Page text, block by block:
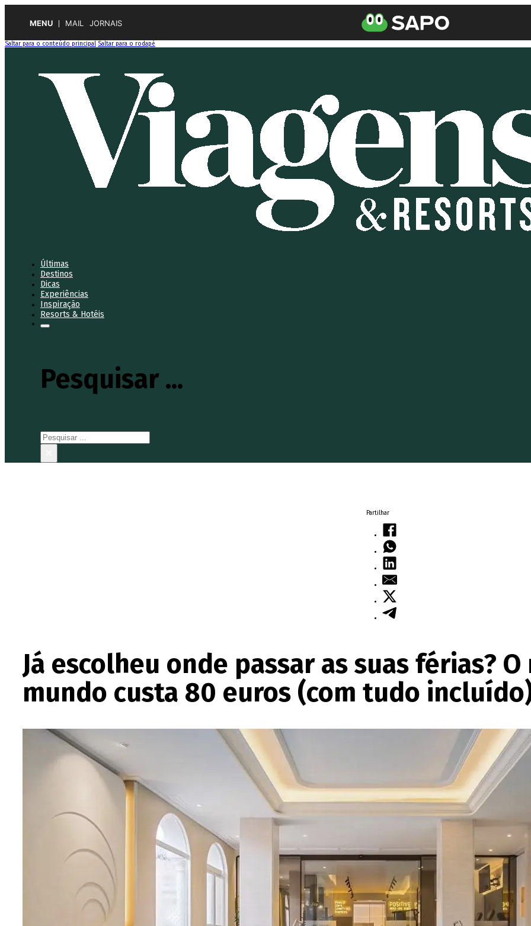
MENU MAIL JORNAIS
Saltar para o conteúdo principal Saltar para o rodapé
Últimas
Destinos
Dicas
Experiências
Inspiração
Resorts & Hotéis
Pesquisar ...
Pesquisar
Partilhar
Já escolheu onde passar as suas férias?
mundo custa 80 euros (com tudo